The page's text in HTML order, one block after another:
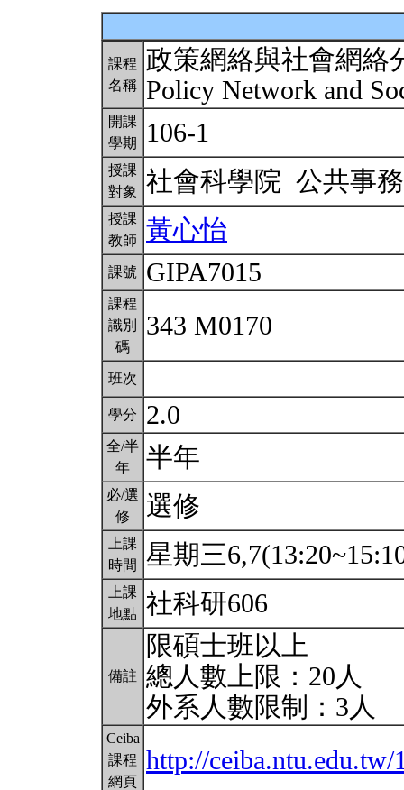
課程
名稱
政策網絡與社會網絡
Policy Network and
開課
學期
106-1
授課
對象
社會科學院 公共事
授課
教師
黃心怡
課號 GIPA7015
課程
識別
碼
343 M0170
班次
學分 2.0
全/半
年
半年
必/選
修
選修
上課
時間
星期三
上課
地點 社科研606
備註
限碩士班以上
總人數上限：20人
外系人數限制：3人
Ceiba
課程
網頁
http://